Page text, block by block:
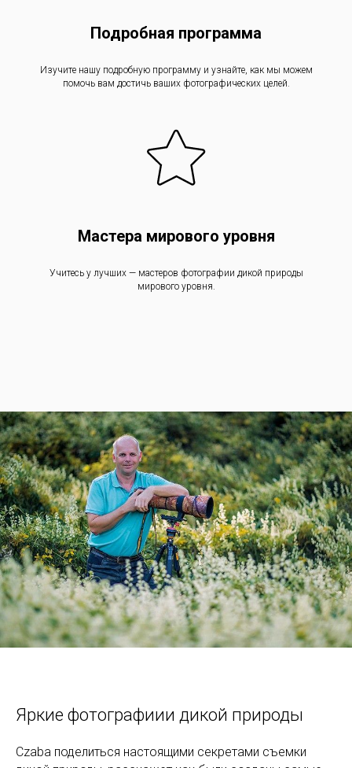
Подробная программа
Изучите нашу подробную программу и узнайте, как мы можем
помочь вам достичь ваших фотографических целей.
Мастера мирового уровня
Учитесь у лучших — мастеров фотографии дикой природы
мирового уровня.
Яркие фотографиии дикой природы
Czaba поделиться настоящими секретами съемки